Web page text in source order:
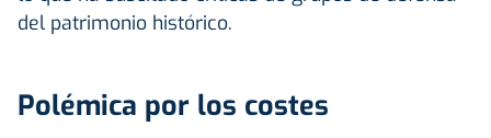
del patrimonio histórico.
Polémica por los costes